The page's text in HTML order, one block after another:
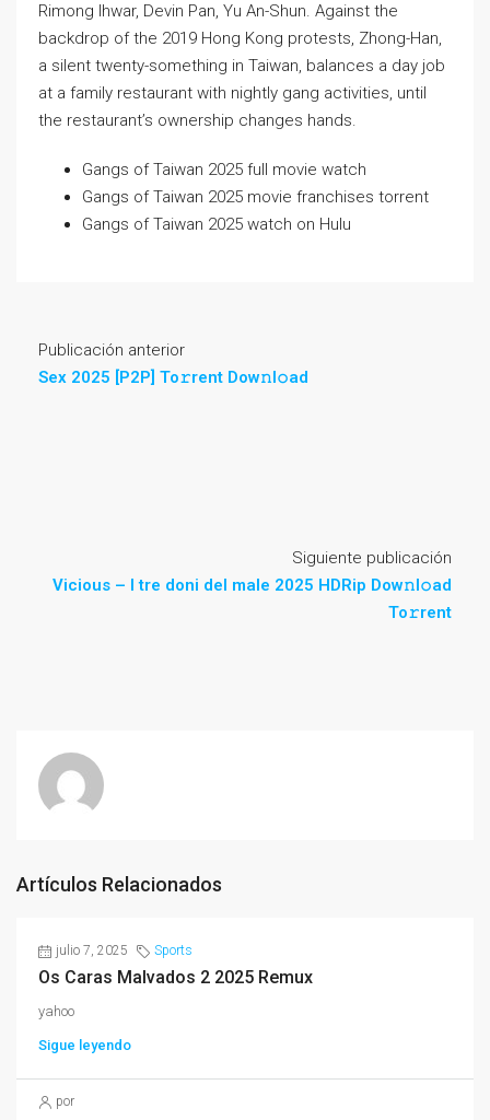
Rimong Ihwar, Devin Pan, Yu An-Shun. Against the
backdrop of the 2019 Hong Kong protests, Zhong-Han,
a silent twenty-something in Taiwan, balances a day job
at a family restaurant with nightly gang activities, until
the restaurant’s ownership changes hands.
Gangs of Taiwan 2025 full movie watch
Gangs of Taiwan 2025 movie franchises torrent
Gangs of Taiwan 2025 watch on Hulu
Publicación anterior
Sex 2025 [P2P] To𝚛rent Dow𝚗l𝚘ad
Siguiente publicación
Vicious – I tre doni del male 2025 HDRip Dow𝚗l𝚘ad
To𝚛rent
Artículos Relacionados
julio 7, 2025 Sports
Os Caras Malvados 2 2025 Remux
yahoo
Sigue leyendo
por